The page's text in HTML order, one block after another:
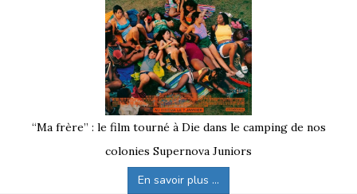
“Ma frère” : le film tourné à Die dans le camping de nos
colonies Supernova Juniors
En savoir plus ...